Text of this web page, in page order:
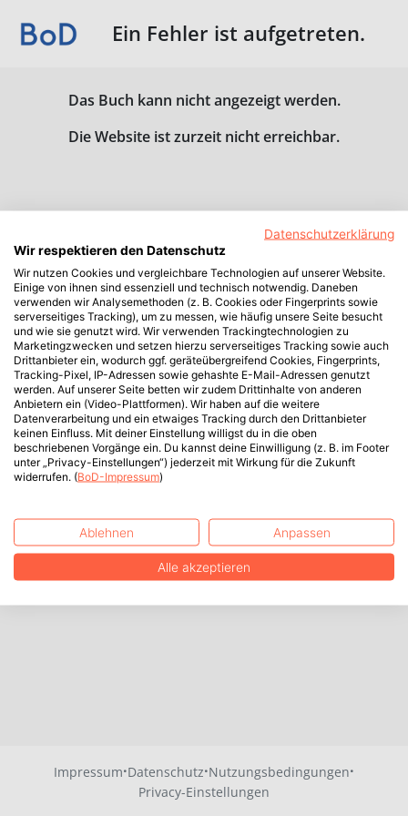
Ein Fehler ist aufgetreten.
Das Buch kann nicht angezeigt werden.
Die Website ist zurzeit nicht erreichbar.
Impressum·Datenschutz·Nutzungsbedingungen·
Privacy-Einstellungen
Datenschutzerklärung
Wir respektieren den Datenschutz
Wir nutzen Cookies und vergleichbare Technologien auf unserer Website.
Einige von ihnen sind essenziell und technisch notwendig. Daneben
verwenden wir Analysemethoden (z. B. Cookies oder Fingerprints sowie
serverseitiges Tracking), um zu messen, wie häufig unsere Seite besucht
und wie sie genutzt wird. Wir verwenden Trackingtechnologien zu
Marketingzwecken und setzen hierzu serverseitiges Tracking sowie auch
Drittanbieter ein, wodurch ggf. geräteübergreifend Cookies, Fingerprints,
Tracking-Pixel, IP-Adressen sowie gehashte E-Mail-Adressen genutzt
werden. Auf unserer Seite betten wir zudem Drittinhalte von anderen
Anbietern ein (Video-Plattformen). Wir haben auf die weitere
Datenverarbeitung und ein etwaiges Tracking durch den Drittanbieter
keinen Einfluss. Mit deiner Einstellung willigst du in die oben
beschriebenen Vorgänge ein. Du kannst deine Einwilligung (z. B. im Footer
unter „Privacy-Einstellungen“) jederzeit mit Wirkung für die Zukunft
widerrufen. (BoD-Impressum)
Ablehnen Anpassen
Alle akzeptieren